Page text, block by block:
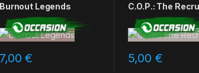
Burnout Legends
7,00€
C.O.P.: The
5,00 €